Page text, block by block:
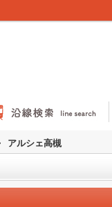
アルシェ高槻